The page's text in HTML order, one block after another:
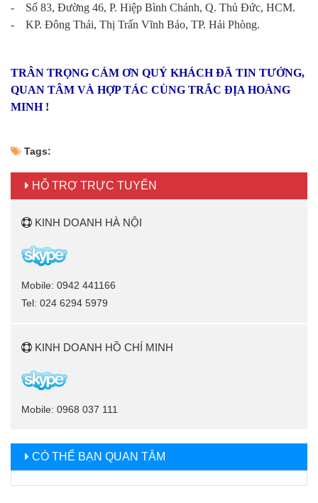
- Số 83, Đường 46, P. Hiệp Bình Chánh, Q. Thủ Đức, HCM.
- KP. Đông Thái, Thị Trấn Vĩnh Bảo, TP. Hải Phòng.
TRÂN TRỌNG CẢM ƠN QUÝ KHÁCH ĐÃ TIN TƯỞNG,
QUAN TÂM VÀ HỢP TÁC CÙNG TRẮC ĐỊA HOÀNG
MINH !
Tags:
HỖ TRỢ TRỰC TUYẾN
KINH DOANH HÀ NỘI
Mobile: 0942 441166
Tel: 024 6294 5979
KINH DOANH HỒ CHÍ MINH
Mobile: 0968 037 111
CÓ THỂ BẠN QUAN TÂM